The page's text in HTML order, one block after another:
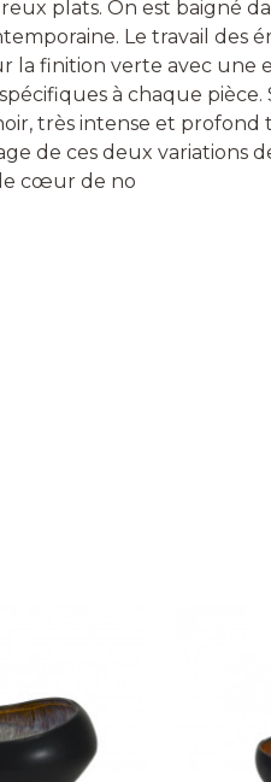
plats. On est baigné
Le travail des
la finition verte avec une
à chaque
très intense et profond
de ces deux variations
cœur de no